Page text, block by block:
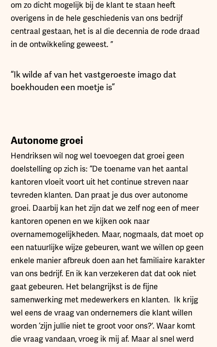
om zo dicht mogelijk bij de klant te staan heeft
overigens in de hele geschiedenis van ons bedrijf
centraal gestaan, het is al die decennia de rode draad
in de ontwikkeling geweest. ”
“Ik wilde af van het vastgeroeste imago dat
boekhouden een moetje is”
Autonome groei
Hendriksen wil nog wel toevoegen dat groei geen
doelstelling op zich is: “De toename van het aantal
kantoren vloeit voort uit het continue streven naar
tevreden klanten. Dan praat je dus over autonome
groei. Daarbij kan het zijn dat we zelf nog een of meer
kantoren openen en we kijken ook naar
overnamemogelijkheden. Maar, nogmaals, dat moet op
een natuurlijke wijze gebeuren, want we willen op geen
enkele manier afbreuk doen aan het familiaire karakter
van ons bedrijf. En ik kan verzekeren dat dat ook niet
gaat gebeuren. Het belangrijkst is de fijne
samenwerking met medewerkers en klanten. Ik krijg
wel eens de vraag van ondernemers die klant willen
worden ‘zijn jullie niet te groot voor ons?’. Waar komt
die vraag vandaan, vroeg ik mij af. Maar al snel werd